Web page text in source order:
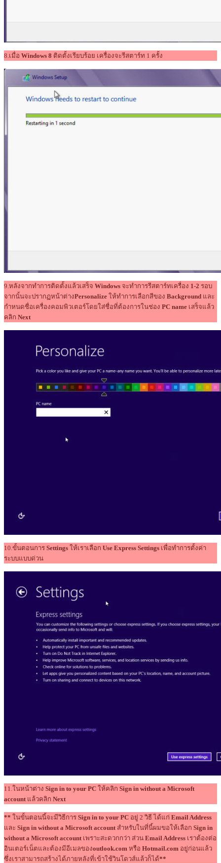
8.เมื่อ Windows 8 ติดตั้งเรียบร้อย เครื่องจะรีสตาร์ท 1 ครั้ง
9.หลังจากทำการติดตั้งแล้วเสร็จ Windows จะทำการรีสตาร์ทเครื่อง 1-2 รอบ
จากนั้นจะปรากฏหน้าต่างPersonalize ให้ทำการเลือกสีของ Background และ
กำหนดชื่อเครื่องคอมพิวเตอร์โดยใส่ชื่อที่ต้องการในช่อง PC name เสร็จแล้ว
คลิก Next
10.ขั้นตอนการ Settings ให้เราเลือก Use Express Settings เพื่อทำการตั้งค่า
ระบบแบบด่วน
11.ในหน้าต่าง Sign in to your PC ให้คลิก Sign in without a Microsoft
account แล้วคลิก Next
** ในขั้นตอนนี้จะมีวิธีการ Sign in to your PC อยู่ 2 วิธี ได้แก่ Email Address
และ Sign in without a Microsoft account สำหรับในที่นี้ผมขอให้เลือก Sign in
without a Microsoft account เพราะสะดวกกว่า ส่วน Email Address เราต้องต่อ
อินเตอร์เน็ตและต้องมีอีเมลของoutlook.com หรือ Hotmail.com อยู่ก่อนแล้ว
ซึ่งเราสามารถสร้างได้ภายหลังที่เข้าใช้วินโดวส์แล้วก็ได้**